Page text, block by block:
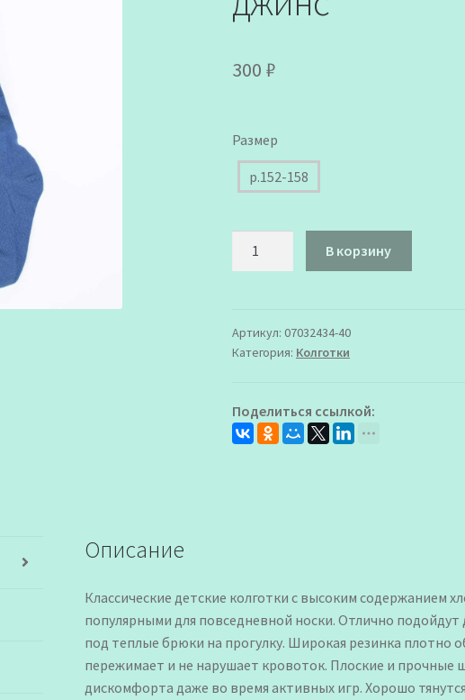
300 ₽
Размер
р.152-158
Колготки
Котофей
В корзину
Артикул: 07032434-40
Категория: Колготки
Поделиться ссылкой:
Описание
Классические детские колготки с высоким содержанием
популярными для повседневной носки. Отлично подойдут
под теплые брюки на прогулку. Широкая резинка плотно
пережимает и не нарушает кровоток. Плоские и прочные
дискомфорта даже во время активных игр. Хорошо